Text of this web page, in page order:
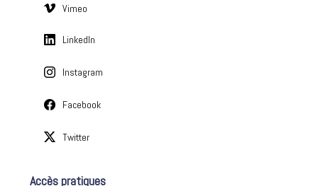
Vimeo
LinkedIn
Instagram
Facebook
Twitter
Accès pratiques